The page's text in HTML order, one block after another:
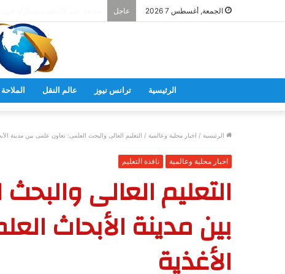
الجمعة, أغسطس 7 2026 عاجل
الرئيسية ترانس نيوز عالم النقل
الرئيسية / اخبار محلية وعالمية / التعليم العالى والبحث العلمى: تعاون علمى بين مدينة
اخبار محلية وعالمية نافذة التعليم
التعليم العالى
بين مدينة الأبحاث
الأغذية